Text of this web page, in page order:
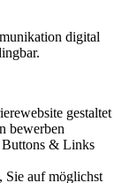
digital
gestaltet
bewerben
Buttons & Links
Sie auf möglichst